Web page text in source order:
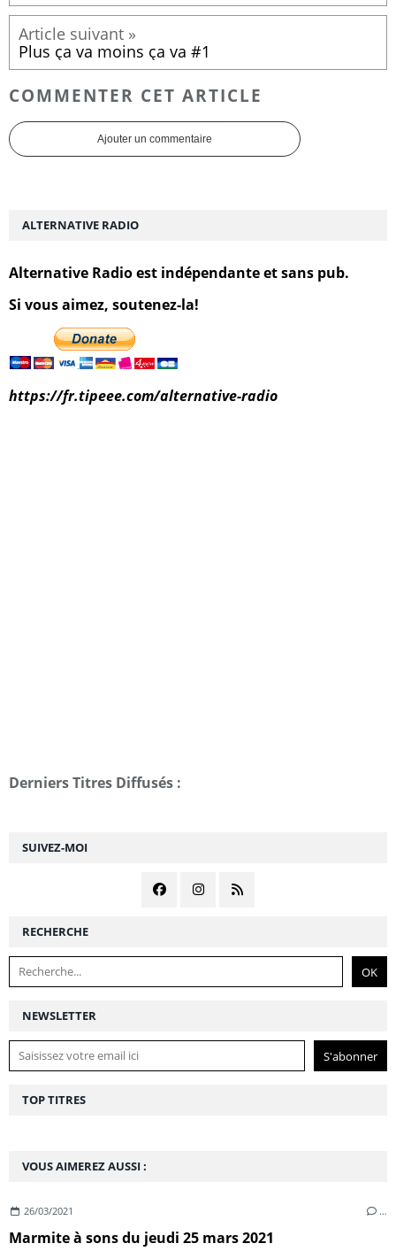
Plus ça va moins ça va #1
COMMENTER CET ARTICLE
Ajouter un commentaire
NEWSLETTER
SUIVEZ-MOI
RECHERCHE
VOUS AIMEREZ AUSSI :
26/03/2021 …
Marmite à sons du jeudi 25 mars 2021
ALTERNATIVE RADIO
Alternative Radio est indépendante et sans pub.
Si vous aimez, soutenez-la!
https://fr.tipeee.com/alternative-radio
Derniers Titres Diffusés :
TOP TITRES